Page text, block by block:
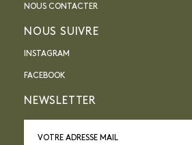
NOUS CONTACTER
NOUS SUIVRE
INSTAGRAM
FACEBOOK
NEWSLETTER